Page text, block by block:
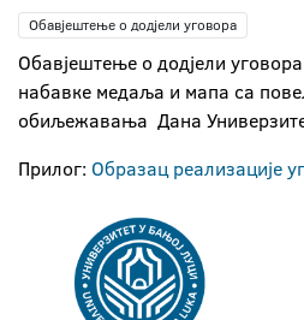
Обавјештење о додјели уговора
Обавјештење о додјели
набавке медaља и мапа са
обиљежавања Дана
Прилог: Образац реализације